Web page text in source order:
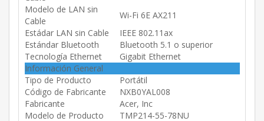
Modelo de LAN sin
Cable
Wi-Fi 6E AX211
Estádar LAN sin Cable
IEEE 802.11ax
Estándar Bluetooth
Bluetooth 5.1 o superior
Tecnología Ethernet
Gigabit Ethernet
Información General
Tipo de Producto
Portátil
Código de Fabricante
NXB0YAL008
Fabricante
Acer, Inc
Modelo de Producto
TMP214-55-78NU